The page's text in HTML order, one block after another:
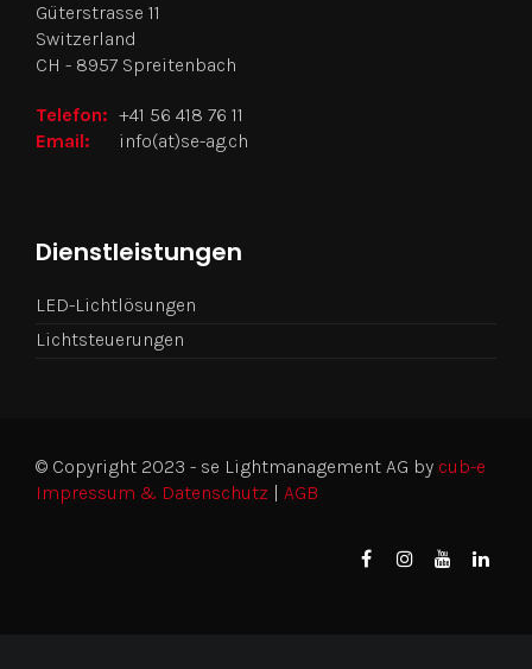
Güterstrasse 11
Switzerland
CH - 8957 Spreitenbach
Telefon: +41 56 418 76 11
Email:
info(at)se-ag.ch
Dienstleistungen
LED-Lichtlösungen
Lichtsteuerungen
© Copyright 2023 - se Lightmanagement AG by cub-e
Impressum & Datenschutz | AGB